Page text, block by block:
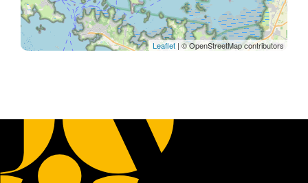
Leaflet | © OpenStreetMap contributors